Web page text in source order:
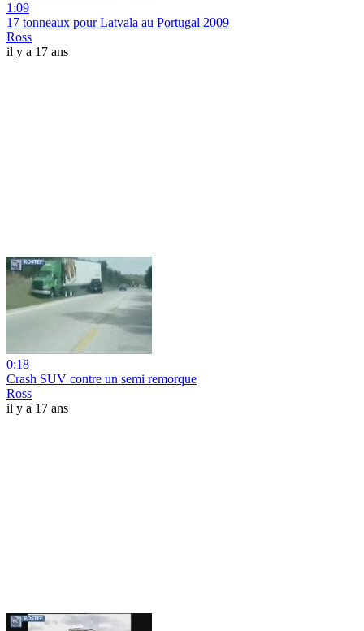
1:09
17 tonneaux pour Latvala au Portugal 2009
Ross
il y a 17 ans
0:18
Crash SUV contre un semi remorque
Ross
il y a 17 ans